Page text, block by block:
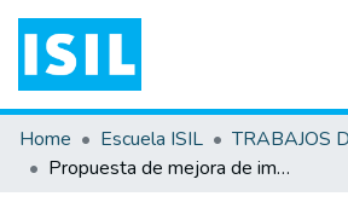
All of DSpace
Statistics
Home Escuela ISIL
Propuesta de mejora de imagen institucional para mitigar denuncias en la seguridad ciudadana en la Municipalidad de San Miguel en el periodo 2024